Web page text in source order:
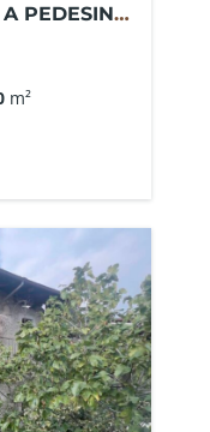
PEDESINA
m²